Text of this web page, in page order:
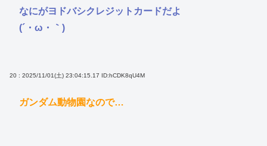
なにがヨドバシクレジットカードだよ
(´・ω・｀)
20 : 2025/11/01(土) 23:04:15.17 ID:hCDK8qU4M
ガンダム動物園なので…